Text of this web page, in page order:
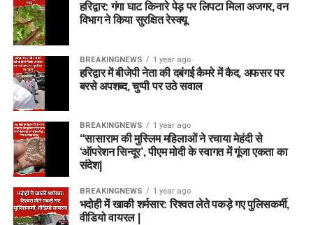
हरिद्वार: गंगा घाट किनारे पेड़ पर लिपटा मिला अजगर, वन
विभाग ने किया सुरक्षित रेस्क्यू
BREAKINGNEWS 1 year ago
हरिद्वार में बीजेपी नेता की दबंगई कैमरे में कैद, अफसर पर
बरसे अपशब्द, चुप्पी पर उठे सवाल
BREAKINGNEWS 1 year ago
“सासाराम की मुस्लिम महिलाओं ने रचाया मेहंदी से
‘ऑपरेशन सिन्दूर’, पीएम मोदी के स्वागत में गूंजा एकता का
संदेश|
BREAKINGNEWS 1 year ago
भदोही में खाकी शर्मसार: रिश्वत लेते पकड़े गए पुलिसकर्मी,
वीडियो वायरल |